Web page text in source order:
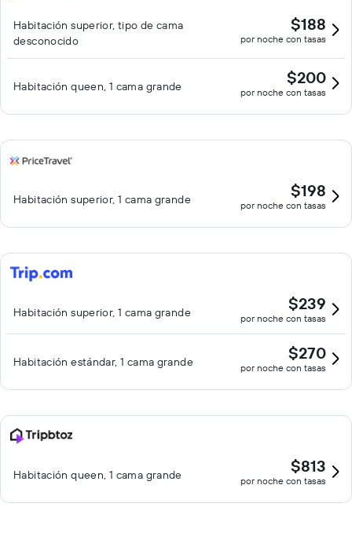
Habitación superior, tipo de cama
desconocido
$188
por noche con tasas
Habitación queen, 1 cama grande $200
por noche con tasas
Habitación superior, 1 cama grande $198
por noche con tasas
Habitación superior, 1 cama grande $239
por noche con tasas
Habitación estándar, 1 cama grande $270
por noche con tasas
Habitación queen, 1 cama grande $813
por noche con tasas